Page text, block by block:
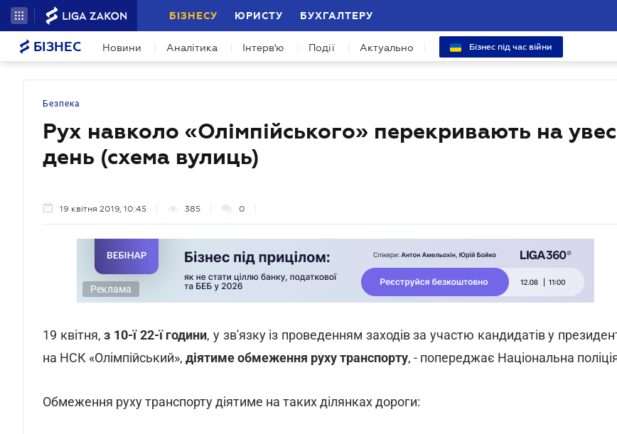
БІЗНЕСУ ЮРИСТУ БУХГАЛТЕРУ
БІЗНЕС Новини Аналітика Інтерв'ю Події Актуально Бізнес під час війни
Безпека
Рух навколо «Олімпійського» перекривають на
день (схема вулиць)
19 квітня 2019, 10:45 385 0
Реклама
19 квітня,з 10-ї 22-ї години, у зв'язку із проведенням заходів за участю кандидатів у
на НСК «Олімпійський», діятиме обмеження руху транспорту, - попереджає Національна
Обмеження руху транспорту діятиме на таких ділянках дороги: